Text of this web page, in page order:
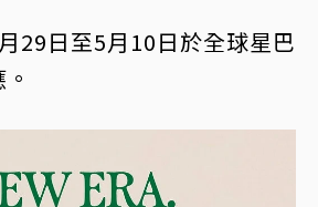
29日至5月10日於全球星巴